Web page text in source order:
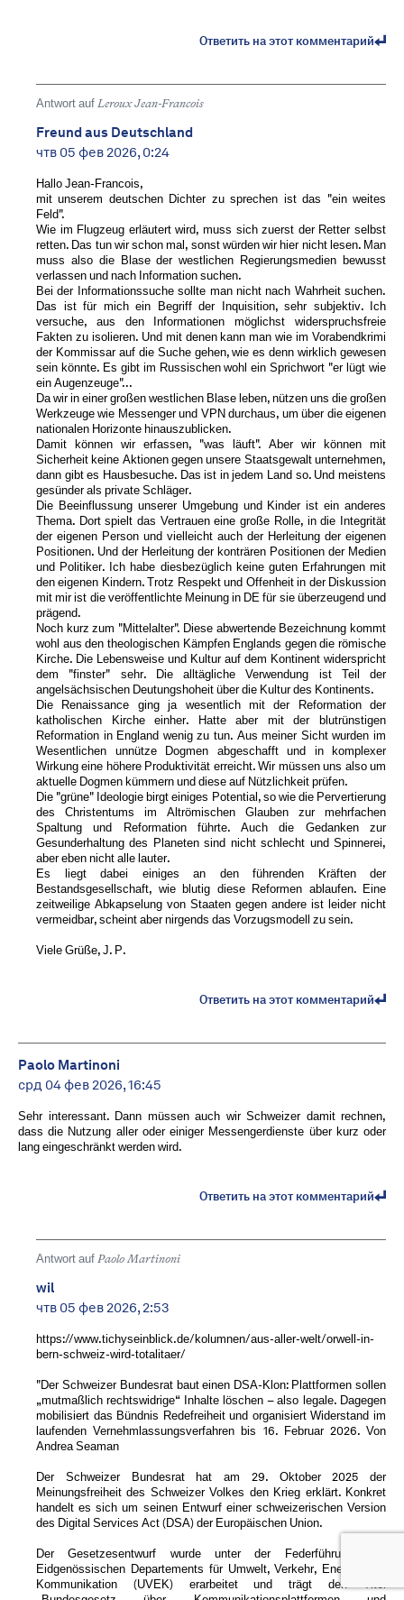
Ответить на этот комментарий
Antwort auf Leroux Jean-Francois
Freund aus Deutschland
чтв 05 фев 2026, 0:24
Hallo Jean-Francois,
mit unserem deutschen Dichter zu sprechen ist das "ein weites
Feld".
Wie im Flugzeug erläutert wird, muss sich zuerst der Retter selbst
retten. Das tun wir schon mal, sonst würden wir hier nicht lesen. Man
muss also die Blase der westlichen Regierungsmedien bewusst
verlassen und nach Information suchen.
Bei der Informationssuche sollte man nicht nach Wahrheit suchen.
Das ist für mich ein Begriff der Inquisition, sehr subjektiv. Ich
versuche, aus den Informationen möglichst widerspruchsfreie
Fakten zu isolieren. Und mit denen kann man wie im Vorabendkrimi
der Kommissar auf die Suche gehen, wie es denn wirklich gewesen
sein könnte. Es gibt im Russischen wohl ein Sprichwort "er lügt wie
ein Augenzeuge"...
Da wir in einer großen westlichen Blase leben, nützen uns die großen
Werkzeuge wie Messenger und VPN durchaus, um über die eigenen
nationalen Horizonte hinauszublicken.
Damit können wir erfassen, "was läuft". Aber wir können mit
Sicherheit keine Aktionen gegen unsere Staatsgewalt unternehmen,
dann gibt es Hausbesuche. Das ist in jedem Land so. Und meistens
gesünder als private Schläger.
Die Beeinflussung unserer Umgebung und Kinder ist ein anderes
Thema. Dort spielt das Vertrauen eine große Rolle, in die Integrität
der eigenen Person und vielleicht auch der Herleitung der eigenen
Positionen. Und der Herleitung der konträren Positionen der Medien
und Politiker. Ich habe diesbezüglich keine guten Erfahrungen mit
den eigenen Kindern. Trotz Respekt und Offenheit in der Diskussion
mit mir ist die veröffentlichte Meinung in DE für sie überzeugend und
prägend.
Noch kurz zum "Mittelalter". Diese abwertende Bezeichnung kommt
wohl aus den theologischen Kämpfen Englands gegen die römische
Kirche. Die Lebensweise und Kultur auf dem Kontinent widerspricht
dem "finster" sehr. Die alltägliche Verwendung ist Teil der
angelsächsischen Deutungshoheit über die Kultur des Kontinents.
Die Renaissance ging ja wesentlich mit der Reformation der
katholischen Kirche einher. Hatte aber mit der blutrünstigen
Reformation in England wenig zu tun. Aus meiner Sicht wurden im
Wesentlichen unnütze Dogmen abgeschafft und in komplexer
Wirkung eine höhere Produktivität erreicht. Wir müssen uns also um
aktuelle Dogmen kümmern und diese auf Nützlichkeit prüfen.
Die "grüne" Ideologie birgt einiges Potential, so wie die Pervertierung
des Christentums im Altrömischen Glauben zur mehrfachen
Spaltung und Reformation führte. Auch die Gedanken zur
Gesunderhaltung des Planeten sind nicht schlecht und Spinnerei,
aber eben nicht alle lauter.
Es liegt dabei einiges an den führenden Kräften der
Bestandsgesellschaft, wie blutig diese Reformen ablaufen. Eine
zeitweilige Abkapselung von Staaten gegen andere ist leider nicht
vermeidbar, scheint aber nirgends das Vorzugsmodell zu sein.
Viele Grüße, J. P.
Ответить на этот комментарий
Paolo Martinoni
срд 04 фев 2026, 16:45
Sehr interessant. Dann müssen auch wir Schweizer damit rechnen,
dass die Nutzung aller oder einiger Messengerdienste über kurz oder
lang eingeschränkt werden wird.
Ответить на этот комментарий
Antwort auf Paolo Martinoni
wil
чтв 05 фев 2026, 2:53
https://www.tichyseinblick.de/kolumnen/aus-aller-welt/orwell-in-
bern-schweiz-wird-totalitaer/
"Der Schweizer Bundesrat baut einen DSA-Klon: Plattformen sollen
„mutmaßlich rechtswidrige“ Inhalte löschen – also legale. Dagegen
mobilisiert das Bündnis Redefreiheit und organisiert Widerstand im
laufenden Vernehmlassungsverfahren bis 16. Februar 2026. Von
Andrea Seaman
Der Schweizer Bundesrat hat am 29. Oktober 2025 der
Meinungsfreiheit des Schweizer Volkes den Krieg erklärt. Konkret
handelt es sich um seinen Entwurf einer schweizerischen Version
des Digital Services Act (DSA) der Europäischen Union.
Der Gesetzesentwurf wurde unter der Federführung des
Eidgenössischen Departements für Umwelt, Verkehr, Energie und
Kommunikation (UVEK) erarbeitet und trägt den Titel